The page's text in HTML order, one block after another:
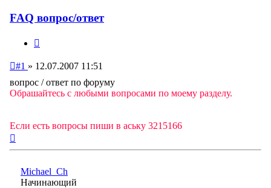
FAQ вопрос/ответ
Непрочитанное
#1 » 12.07.2007 11:51
вопрос / ответ по форуму
Обрашайтесь с любыми вопросами по моему разделу.
Если есть вопросы пиши в аську 3215166
Michael_Ch
Начинающий